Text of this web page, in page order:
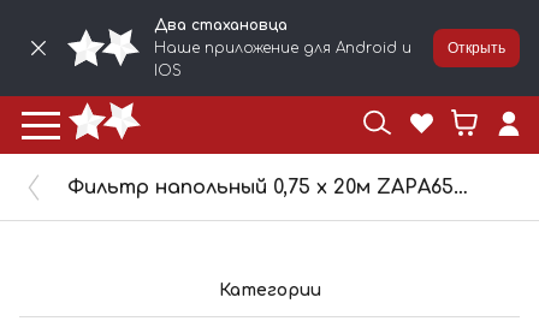
Два стахановца
Наше приложение для Android и
IOS
Открыть
Фильтр напольный 0,75 х 20м ZAPA65-75-20/1
Категории